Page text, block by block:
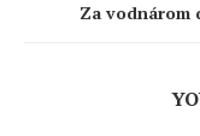
Za vodnárom